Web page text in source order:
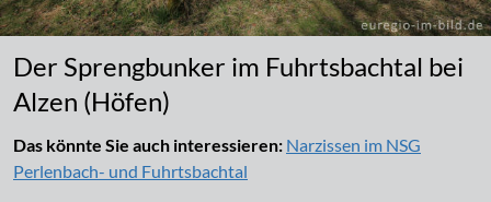
Der Sprengbunker im Fuhrtsbachtal bei
Alzen (Höfen)
Das könnte Sie auch interessieren: Narzissen im NSG
Perlenbach- und Fuhrtsbachtal